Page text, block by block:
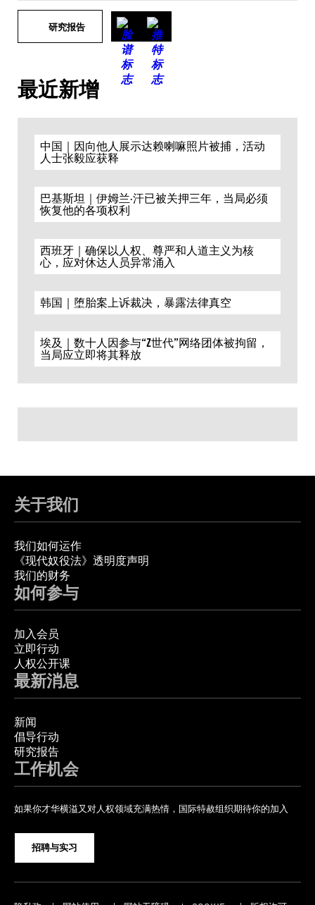
研究报告
最近新增
中国｜因向他人展示达赖喇嘛照片被捕，活动
人士张毅应获释
巴基斯坦｜伊姆兰·汗已被关押三年，当局必须
恢复他的各项权利
西班牙｜确保以人权、尊严和人道主义为核
心，应对休达人员异常涌入
韩国｜堕胎案上诉裁决，暴露法律真空
埃及｜数十人因参与“Z世代”网络团体被拘留，
当局应立即将其释放
关于我们
我们如何运作
《现代奴役法》透明度声明
我们的财务
如何参与
加入会员
立即行动
人权公开课
最新消息
新闻
倡导行动
研究报告
工作机会
如果你才华横溢又对人权领域充满热情，国际特赦组织期待你的加入
招聘与实习